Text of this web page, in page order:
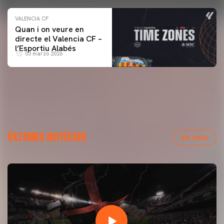
VALENCIA CF
Quan i on veure en
directe el Valencia CF –
l’Esportiu Alabés
03 marzo 2026
ÚLTIMES NOTÍCIES VER TODAS